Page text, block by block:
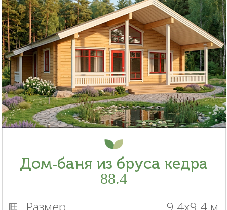
Дом-баня из бруса кедра
88.4